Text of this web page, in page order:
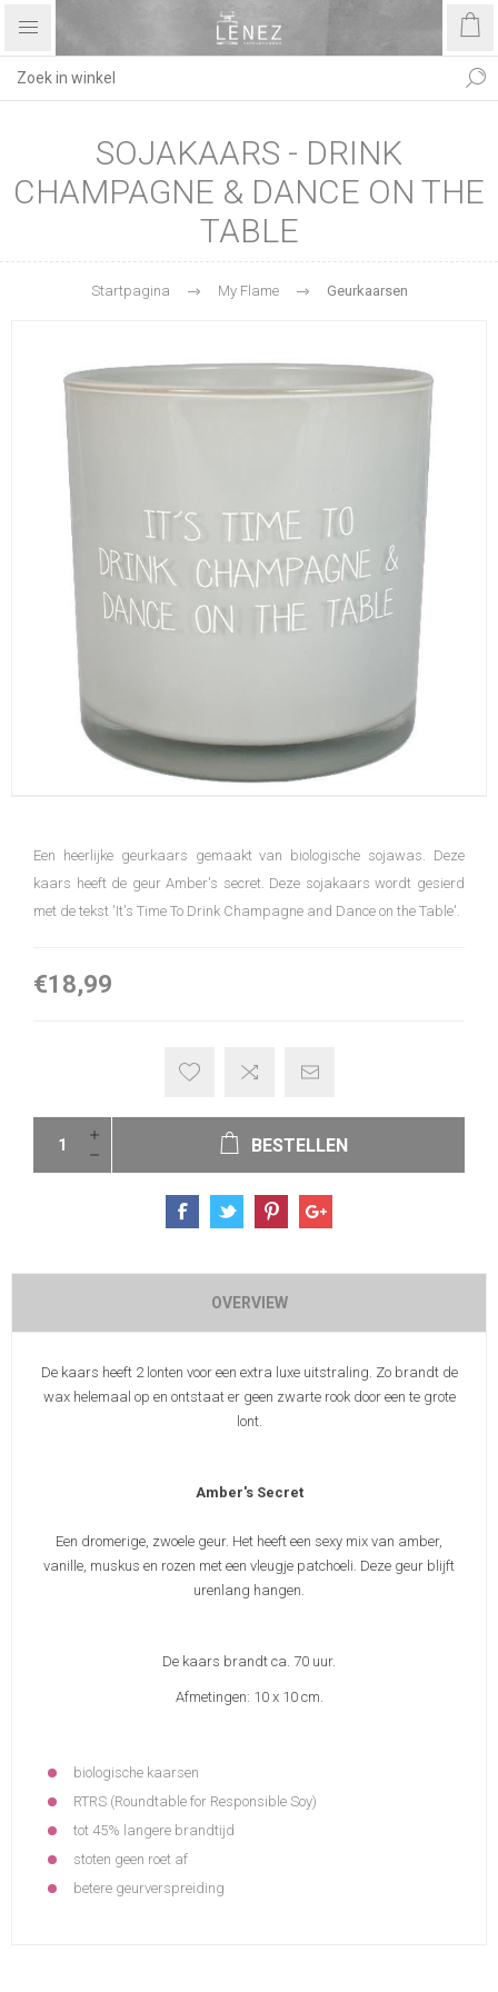
SOJAKAARS - DRINK
CHAMPAGNE & DANCE ON THE
TABLE
Startpagina My Flame Geurkaarsen
Een heerlijke geurkaars gemaakt van biologische sojawas. Deze
kaars heeft de geur Amber's secret. Deze sojakaars wordt gesierd
met de tekst 'It's Time To Drink Champagne and Dance on the Table'.
€18,99
BESTELLEN
OVERVIEW
De kaars heeft 2 lonten voor een extra luxe uitstraling. Zo brandt de
wax helemaal op en ontstaat er geen zwarte rook door een te grote
lont.
Amber's Secret
Een dromerige, zwoele geur. Het heeft een sexy mix van amber,
vanille, muskus en rozen met een vleugje patchoeli. Deze geur blijft
urenlang hangen.
De kaars brandt ca. 70 uur.
Afmetingen: 10 x 10 cm.
biologische kaarsen
RTRS (Roundtable for Responsible Soy)
tot 45% langere brandtijd
stoten geen roet af
betere geurverspreiding